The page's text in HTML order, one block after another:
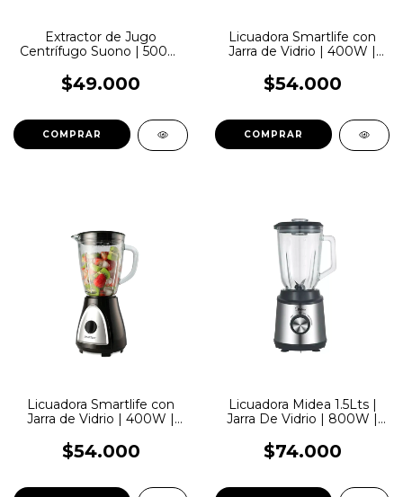
Extractor de Jugo
Centrífugo Suono | 500W
$49.000
Licuadora Smartlife con
Jarra de Vidrio | 400W |
$54.000
Licuadora Smartlife con
Jarra de Vidrio | 400W |
$54.000
Licuadora Midea 1.5Lts |
Jarra De Vidrio | 800W |
$74.000